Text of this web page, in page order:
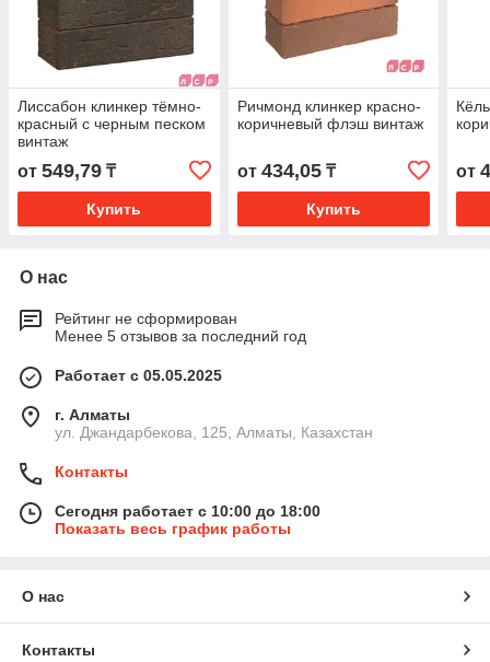
Лиссабон клинкер тёмно-
красный с черным песком
винтаж
от 549,79 ₸
Купить
Ричмонд клинкер красно-
коричневый флэш винтаж
от 434,05₸
Купить
от
О нас
Рейтинг не сформирован
Менее 5 отзывов за последний год
Работает с 05.05.2025
г. Алматы
ул. Джандарбекова, 125, Алматы, Казахстан
Контакты
Сегодня работает с 10:00 до 18:00
Показать весь график работы
О нас
Контакты